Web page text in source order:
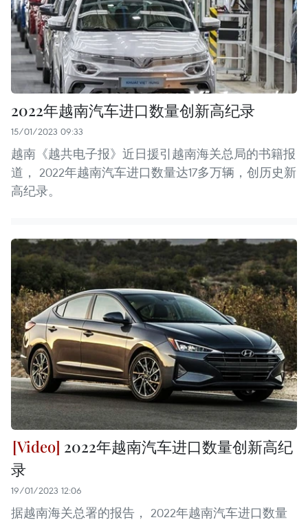
2022年越南汽车进口数量创新高纪录
15/01/2023 09:33
越南《越共电子报》近日援引越南海关总局的书籍报
道， 2022年越南汽车进口数量达17多万辆，创历史新
高纪录。
2022年越南汽车进口数量创新高纪
录
19/01/2023 12:06
据越南海关总署的报告， 2022年越南汽车进口数量